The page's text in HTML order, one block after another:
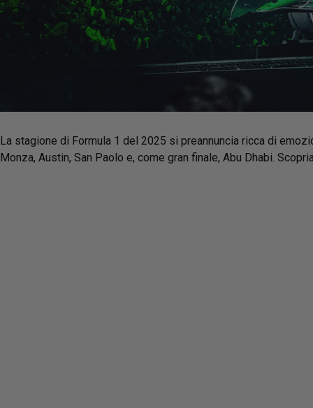
La stagione di Formula 1 del 2025 si preannuncia ricca di
Monza, Austin, San Paolo e, come gran finale, Abu Dhabi.